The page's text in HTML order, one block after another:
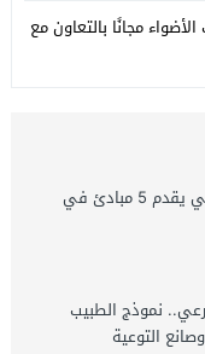
مجانًا بالتعاون مع
غريب ناصر اليامي يقدم 5 مبادئ في
نموذج الطبيب
التوعية